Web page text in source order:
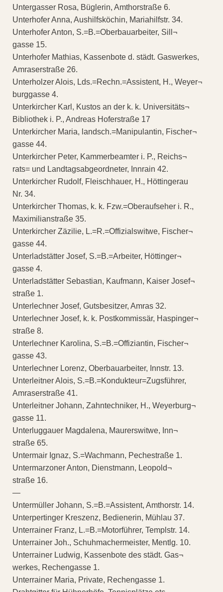
Untergasser Rosa, Büglerin, Amthorstraße 6.
Unterhofer Anna, Aushilfsköchin, Mariahilfstr. 34.
Unterhofer Anton, S.=B.=Oberbauarbeiter, Sill¬
gasse 15.
Unterhofer Mathias, Kassenbote d. städt. Gaswerkes,
Amraserstraße 26.
Unterholzer Alois, Lds.=Rechn.=Assistent, H., Weyer¬
burggasse 4.
Unterkircher Karl, Kustos an der k. k. Universitäts¬
Bibliothek i. P., Andreas Hoferstraße 17
Unterkircher Maria, landsch.=Manipulantin, Fischer¬
gasse 44.
Unterkircher Peter, Kammerbeamter i. P., Reichs¬
rats= und Landtagsabgeordneter, Innrain 42.
Unterkircher Rudolf, Fleischhauer, H., Höttingerau
Nr. 34.
Unterkircher Thomas, k. k. Fzw.=Oberaufseher i. R.,
Maximilianstraße 35.
Unterkircher Zäzilie, L.=R.=Offizialswitwe, Fischer¬
gasse 44.
Unterladstätter Josef, S.=B.=Arbeiter, Höttinger¬
gasse 4.
Unterladstätter Sebastian, Kaufmann, Kaiser Josef¬
straße 1.
Unterlechner Josef, Gutsbesitzer, Amras 32.
Unterlechner Josef, k. k. Postkommissär, Haspinger¬
straße 8.
Unterlechner Karolina, S.=B.=Offiziantin, Fischer¬
gasse 43.
Unterlechner Lorenz, Oberbauarbeiter, Innstr. 13.
Unterleitner Alois, S.=B.=Kondukteur=Zugsführer,
Amraserstraße 41.
Unterleitner Johann, Zahntechniker, H., Weyerburg¬
gasse 11.
Unterluggauer Magdalena, Maurerswitwe, Inn¬
straße 65.
Untermair Ignaz, S.=Wachmann, Pechestraße 1.
Untermarzoner Anton, Dienstmann, Leopold¬
straße 16.
—
Untermüller Johann, S.=B.=Assistent, Amthorstr. 14.
Unterpertinger Kreszenz, Bedienerin, Mühlau 37.
Unterrainer Franz, L.=B.=Motorführer, Templstr. 14.
Unterrainer Joh., Schuhmachermeister, Mentlg. 10.
Unterrainer Ludwig, Kassenbote des städt. Gas¬
werkes, Rechengasse 1.
Unterrainer Maria, Private, Rechengasse 1.